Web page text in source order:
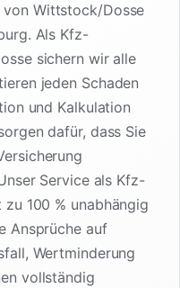
von Wittstock/Dosse
Als Kfz-
sichern wir alle
jeden Schaden
und Kalkulation
dafür, dass Sie
Service als Kfz-
100 % unabhängig
Ansprüche auf
Wertminderung
vollständig